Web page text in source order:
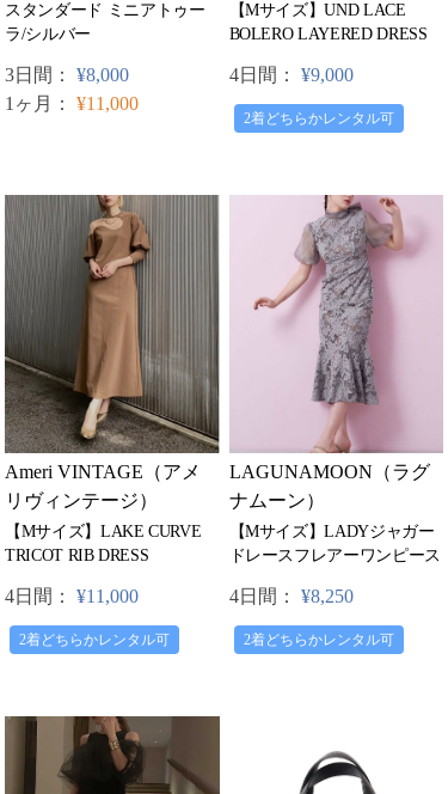
スタンダード ミニアトゥー
ラ/シルバー
3日間： ¥8,000
1ヶ月： ¥11,000
【Mサイズ】UND LACE
BOLERO LAYERED DRESS
4日間： ¥9,000
2着どちらかレンタル可
Ameri VINTAGE（アメ
リヴィンテージ）
【Mサイズ】LAKE CURVE
TRICOT RIB DRESS
4日間： ¥11,000
2着どちらかレンタル可
LAGUNAMOON（ラグ
ナムーン）
【Mサイズ】LADYジャガー
ドレースフレアーワンピース
4日間： ¥8,250
2着どちらかレンタル可